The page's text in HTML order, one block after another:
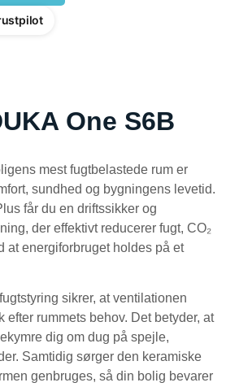
One S6B
mest fugtbelastede rum er
sundhed og bygningens levetid.
får du en driftssikker og
der effektivt reducerer fugt, CO₂
at energiforbruget holdes på et
sikrer, at ventilationen
efter rummets behov. Det betyder, at
dig om dug på spejle,
Samtidig sørger den keramiske
genbruges, så din bolig bevarer